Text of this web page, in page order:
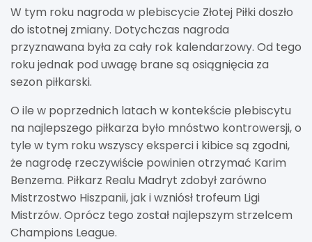
W tym roku nagroda w plebiscycie Złotej Piłki doszło
do istotnej zmiany. Dotychczas nagroda
przyznawana była za cały rok kalendarzowy. Od tego
roku jednak pod uwagę brane są osiągnięcia za
sezon piłkarski.
O ile w poprzednich latach w kontekście plebiscytu
na najlepszego piłkarza było mnóstwo kontrowersji, o
tyle w tym roku wszyscy eksperci i kibice są zgodni,
że nagrodę rzeczywiście powinien otrzymać Karim
Benzema. Piłkarz Realu Madryt zdobył zarówno
Mistrzostwo Hiszpanii, jak i wzniósł trofeum Ligi
Mistrzów. Oprócz tego został najlepszym strzelcem
Champions League.